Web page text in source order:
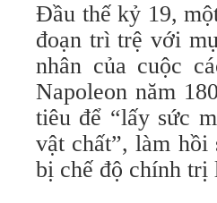
Đầu thế kỷ 19,
đoạn trì trệ với
nhân của cuộc
Napoleon năm
tiêu để “lấy sức
vật chất”, làm hồi
bị chế độ chính trị